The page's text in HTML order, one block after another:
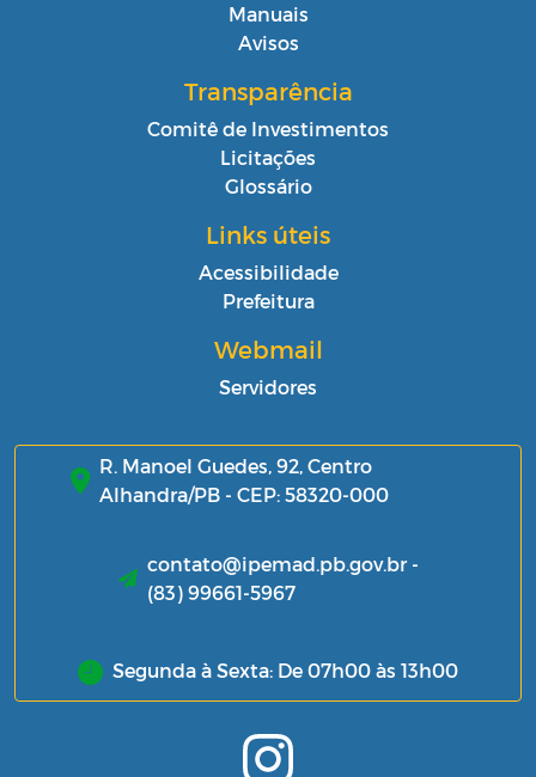
Manuais
Avisos
Transparência
Comitê de Investimentos
Licitações
Glossário
Links úteis
Acessibilidade
Prefeitura
Webmail
Servidores
R. Manoel Guedes, 92, Centro
Alhandra/PB - CEP: 58320-000
contato@ipemad.pb.gov.br -
(83) 99661-5967
Segunda à Sexta: De 07h00 às 13h00